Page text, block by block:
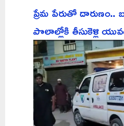
ప్రేమ పేరుతో దారుణం..
పొలాల్లోకి తీసుకెళ్లి